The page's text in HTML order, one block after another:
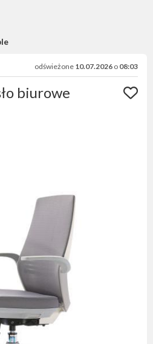
odświeżone 10.07.2026 o 08:03
biurowe